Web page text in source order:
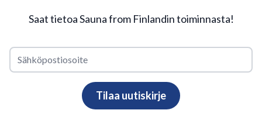
Saat tietoa Sauna from Finlandin toiminnasta!